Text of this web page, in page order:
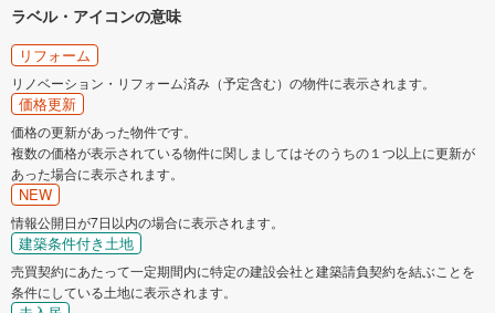
ラベル・アイコンの意味
リフォーム
リノベーション・リフォーム済み（予定含む）の物件に表示されます。
価格更新
価格の更新があった物件です。
複数の価格が表示されている物件に関しましてはそのうちの１つ以上に更新が
あった場合に表示されます。
NEW
情報公開日が7日以内の場合に表示されます。
建築条件付き土地
売買契約にあたって一定期間内に特定の建設会社と建築請負契約を結ぶことを
条件にしている土地に表示されます。